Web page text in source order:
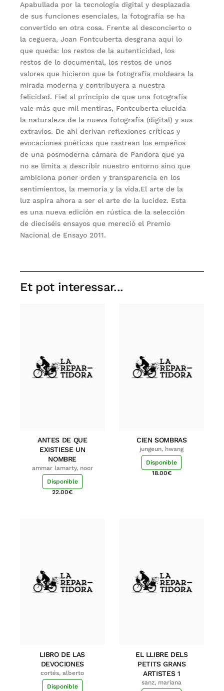
Apabullada por la tecnología digital y desplazada
de sus funciones esenciales, la fotografía se ha
convertido en otra cosa. Frente al desconcierto o
la ceguera, Joan Fontcuberta desgrana aquí lo
que queda: los restos de la autenticidad, los
restos de lo documental, los restos de unos
valores que hicieron que la fotografía moldeara la
mirada moderna y contribuyera a nuestra
felicidad. Fiel al principio de que una fotografía
vale más que mil mentiras, Fontcuberta elucida
la naturaleza de la nueva fotografía (digital) y sus
extravíos. De ahí derivan reflexiones críticas y
evocaciones poéticas que rastrean los empeños
de una posmoderna cámara de Pandora que ya
no se limita a describir nuestro entorno sino que
ambiciona poner orden y transparencia en los
sentimientos, la memoria y la vida.El arte de la
luz aspira ahora a ser el arte de la lucidez. Esta
es una nueva edición en rústica de la selección
de dieciséis ensayos que mereció el Premio
Nacional de Ensayo 2011.
Et pot interessar...
ANTES DE QUE
EXISTIESE UN
NOMBRE
ammar lamarty, noor
Disponible
22.00€
CIEN SOMBRAS
jungeun, hwang
Disponible
18.00€
LIBRO DE LAS
DEVOCIONES
cortés, alberto
Disponible
EL LLIBRE DELS
PETITS GRANS
ARTISTES 1
sanz, mariana